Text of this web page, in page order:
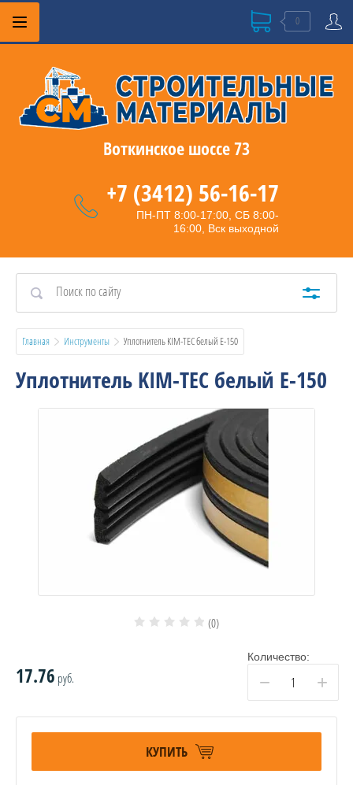
0
Воткинское шоссе 73
+7 (3412) 56-16-17
ПН-ПТ 8:00-17:00, СБ 8:00-
16:00, Вск выходной
Главная Инструменты
  Уплотнитель KIM-TEC белый Е-150
Уплотнитель KIM-TEC белый Е-150
(0)
17.76 руб.
Количество:
− +
КУПИТЬ